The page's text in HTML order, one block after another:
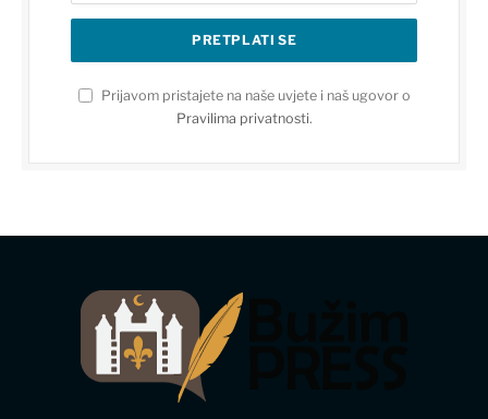
Prijavom pristajete na naše uvjete i naš ugovor o
Pravilima privatnosti.